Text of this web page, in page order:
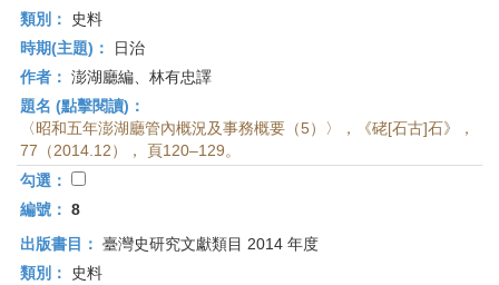
類別：
史料
時期(主題)：
日治
作者： 澎湖廳編、林有忠譯
題名 (點擊閱讀)：
〈昭和五年澎湖廳管內概況及事務概要（5）〉，《硓[石古]石》，
77（2014.12）， 頁120–129。
勾選：
編號： 8
出版書目： 臺灣史研究文獻類目 2014 年度
類別：
史料